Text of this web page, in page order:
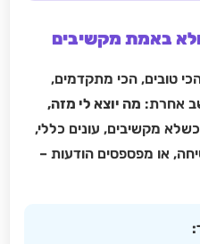
טובים, הכי מתקדמים,
אחרת: מה יוצא לי מזה,
כשלא מקשיבים, עונים כללי,
או מפספסים הודעות –